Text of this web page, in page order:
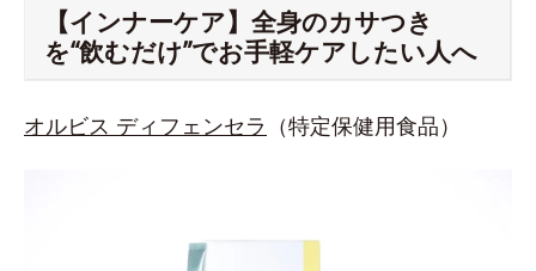
【インナーケア】全身のカサつき
を“飲むだけ”でお手軽ケアしたい人へ
オルビス ディフェンセラ （特定保健用食品）